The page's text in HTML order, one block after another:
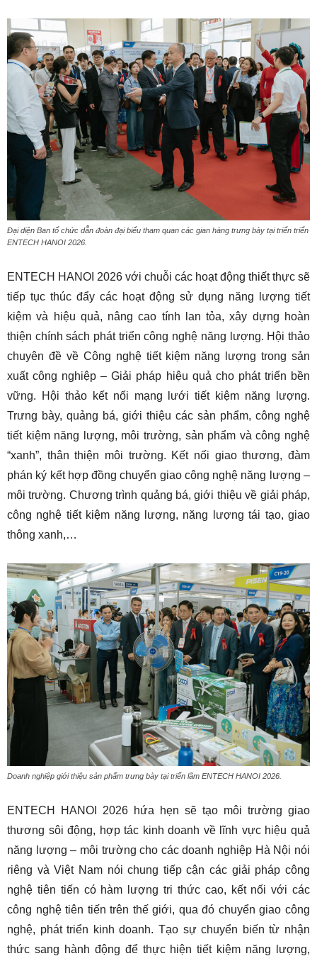
Đại diện Ban tổ chức dẫn đoàn đại biểu tham quan các gian hàng trưng bày tại triển triển
ENTECH HANOI 2026.
ENTECH HANOI 2026 với chuỗi các hoạt động thiết thực sẽ
tiếp tục thúc đẩy các hoạt động sử dụng năng lượng tiết
kiệm và hiệu quả, nâng cao tính lan tỏa, xây dựng hoàn
thiện chính sách phát triển công nghệ năng lượng. Hội thảo
chuyên đề về Công nghệ tiết kiệm năng lượng trong sản
xuất công nghiệp – Giải pháp hiệu quả cho phát triển bền
vững. Hội thảo kết nối mạng lưới tiết kiệm năng lượng.
Trưng bày, quảng bá, giới thiệu các sản phẩm, công nghệ
tiết kiệm năng lượng, môi trường, sản phẩm và công nghệ
“xanh”, thân thiện môi trường. Kết nối giao thương, đàm
phán ký kết hợp đồng chuyển giao công nghệ năng lượng –
môi trường. Chương trình quảng bá, giới thiệu về giải pháp,
công nghệ tiết kiệm năng lượng, năng lượng tái tạo, giao
thông xanh,…
Doanh nghiệp giới thiệu sản phẩm trưng bày tại triển lãm ENTECH HANOI 2026.
ENTECH HANOI 2026 hứa hẹn sẽ tạo môi trường giao
thương sôi động, hợp tác kinh doanh về lĩnh vực hiệu quả
năng lượng – môi trường cho các doanh nghiệp Hà Nội nói
riêng và Việt Nam nói chung tiếp cận các giải pháp công
nghệ tiên tiến có hàm lượng tri thức cao, kết nối với các
công nghệ tiên tiến trên thế giới, qua đó chuyển giao công
nghệ, phát triển kinh doanh. Tạo sự chuyển biến từ nhận
thức sang hành động để thực hiện tiết kiệm năng lượng,